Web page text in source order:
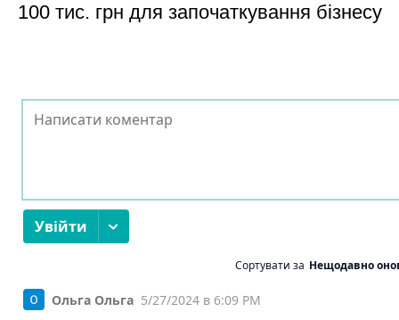
100 тис. грн для започаткування бізнесу